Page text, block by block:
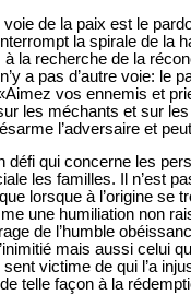
voie de la paix est le
la spirale de la
à la recherche de la
a pas d’autre voie: le
vos ennemis et
les méchants et sur
l’adversaire et
défi qui concerne les
les familles. Il n’est
lorsque à l’origine se
une humiliation non
de l’humble
mais aussi celui
sent victime de qui l’a
telle façon à la